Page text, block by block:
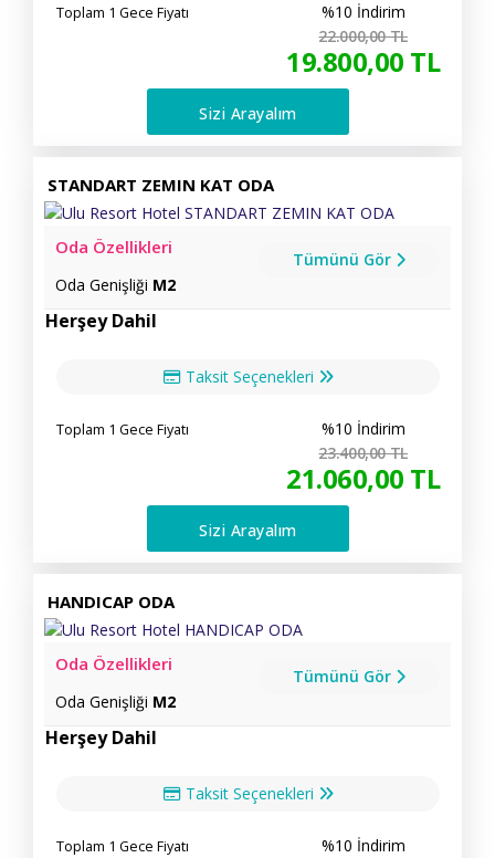
Toplam 1 Gece Fiyatı
%10 İndirim
22.000,00TL
19.800,00 TL
Sizi Arayalım
STANDART ZEMIN KAT ODA
Oda Özellikleri
Oda Genişliği M2
Tümünü Gör
Herşey Dahil
Taksit Seçenekleri
Toplam 1 Gece Fiyatı
%10 İndirim
23.400,00TL
21.060,00 TL
Sizi Arayalım
HANDICAP ODA
Oda Özellikleri
Oda Genişliği M2
Tümünü Gör
Herşey Dahil
Taksit Seçenekleri
Toplam 1 Gece Fiyatı
%10 İndirim